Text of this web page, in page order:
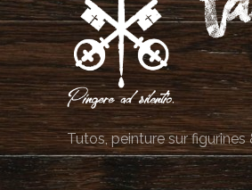
Tutos, peinture sur